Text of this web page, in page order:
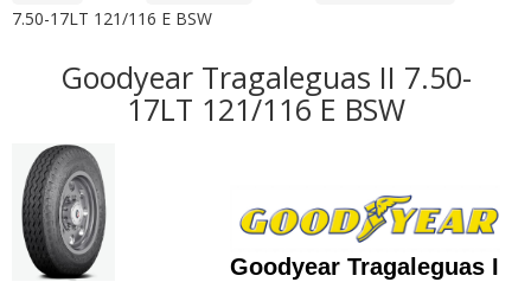
7.50-17LT 121/116 E BSW
Goodyear Tragaleguas II 7.50-
17LT 121/116 E BSW
Goodyear Tragaleguas II